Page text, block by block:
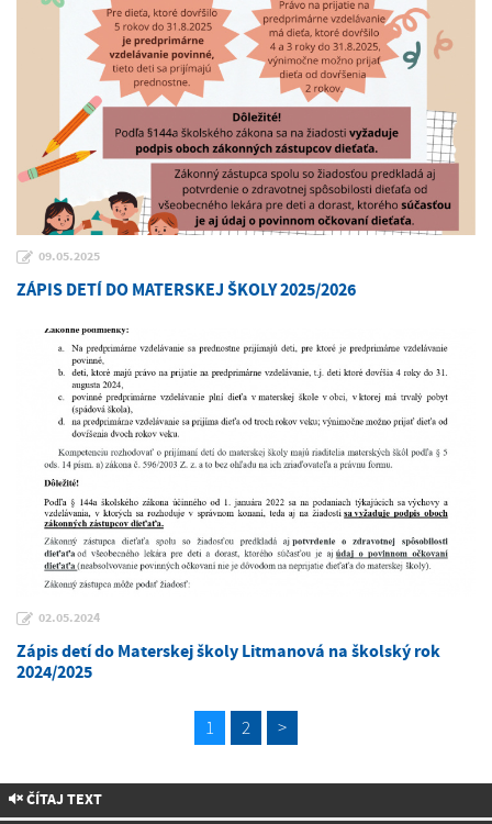
09.05.2025
ZÁPIS DETÍ DO MATERSKEJ ŠKOLY 2025/2026
02.05.2024
Zápis detí do Materskej školy Litmanová na školský rok
2024/2025
1 2 >
ČÍTAJ TEXT